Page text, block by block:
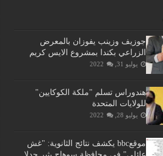
جوزيف وزينب يفوزان بالمعرض
الزراعي بكندا بمشروع الايس كريم
يوليو 31, 2022
هندوراس تسلم "ملكة الكوكايين"
للولايات المتحدة
يوليو 28, 2022
موقعbbc يكشف نتائج الثانوية: "غش